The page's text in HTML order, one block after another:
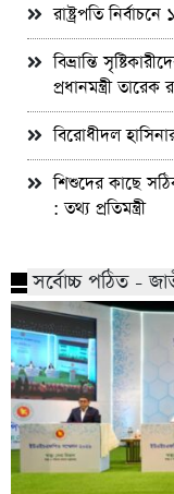
রাষ্ট্রপতি
বিভ্রান্তি
প্রধানমন্ত্রী তারেক
বিরোধীদল
শিশুদের কাছে
: তথ্য প্রতিমন্ত্রী
সর্বোচ্চ পঠিত -